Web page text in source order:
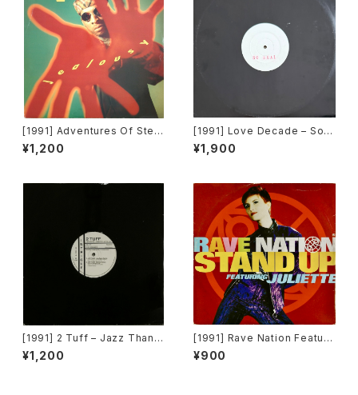
[1991] Adventures Of Stevi
e V. – Jealousy [Mercury]
¥1,200
[1991] Love Decade – So R
eal [Not On Label][PROM
O]
¥1,900
[1991] 2 Tuff – Jazz Thang
(Remixes) [Intrigue Record
s][PROMO]
¥1,200
[1991] Rave Nation Featuri
ng Juliette – Stand Up [Pul
se-8 Records]
¥900